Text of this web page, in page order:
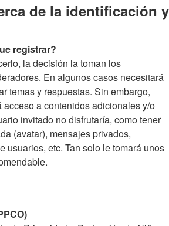
de la identificación y
registrar?
la decisión la toman los
En algunos casos necesitará
temas y respuestas. Sin embargo,
acceso a contenidos adicionales y/o
invitado no disfrutaría, como tener
(avatar), mensajes privados,
usuarios, etc. Tan solo le tomará unos